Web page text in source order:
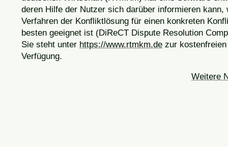
deren Hilfe der Nutzer sich darüber informieren kann,
Verfahren der Konfliktlösung für einen konkreten
besten geeignet ist (DiReCT Dispute Resolution C
Sie steht unter https://www.rtmkm.de zur
Verfügung.
Weitere